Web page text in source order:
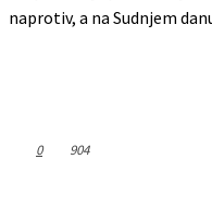
naprotiv, a na Sudnjem
0 904